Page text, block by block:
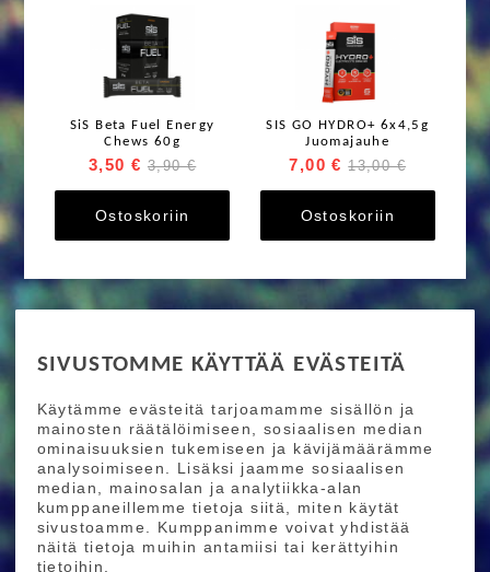
SIVUSTOMME KÄYTTÄÄ EVÄSTEITÄ
Käytämme evästeitä tarjoamamme sisällön ja
mainosten räätälöimiseen, sosiaalisen median
ominaisuuksien tukemiseen ja kävijämäärämme
analysoimiseen. Lisäksi jaamme sosiaalisen
median, mainosalan ja analytiikka-alan
kumppaneillemme tietoja siitä, miten käytät
sivustoamme. Kumppanimme voivat yhdistää
näitä tietoja muihin antamiisi tai kerättyihin
tietoihin.
SiS Beta Fuel Energy
Chews 60g
3,50 € 3,90 €
Ostoskoriin
SIS GO HYDRO+ 6x4,5g
Juomajauhe
7,00 € 13,00 €
Ostoskoriin
Ride More – Pyöräkauppa ja pyörähuolto
Helsingissä
TILAA UUTISKIRJEEMME
Tilaamalla uutiskirjeemme saat uusimmat edut
suoraan sähköpostiisi.